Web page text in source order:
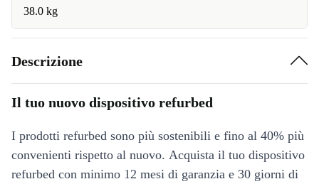
38.0 kg
Descrizione
Il tuo nuovo dispositivo refurbed
I prodotti refurbed sono più sostenibili e fino al 40% più
convenienti rispetto al nuovo. Acquista il tuo dispositivo
refurbed con minimo 12 mesi di garanzia e 30 giorni di